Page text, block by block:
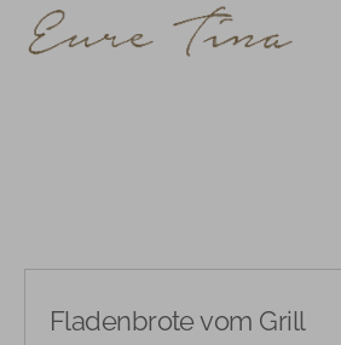
Fladenbrote vom Grill